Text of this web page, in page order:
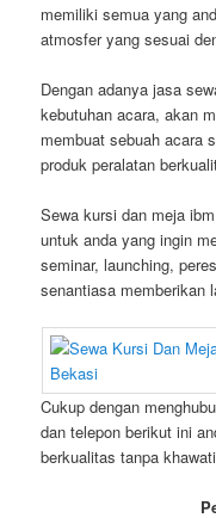
memiliki semua yang
atmosfer yang sesuai
Dengan adanya jasa
kebutuhan acara, akan
membuat sebuah acara
produk peralatan
Sewa kursi dan meja
untuk anda yang ingin
seminar, launching,
senantiasa memberikan
Cukup dengan
dan telepon berikut ini
berkualitas tanpa